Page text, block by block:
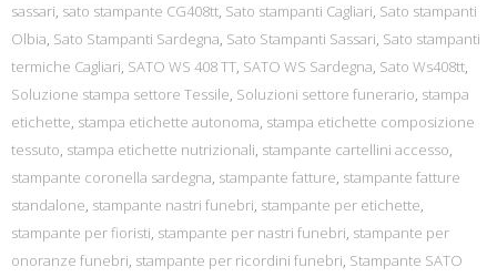
sassari, sato stampante CG408tt, Sato stampanti Cagliari, Sato stampanti
Olbia, Sato Stampanti Sardegna, Sato Stampanti Sassari, Sato stampanti
termiche Cagliari, SATO WS 408 TT, SATO WS Sardegna, Sato Ws408tt,
Soluzione stampa settore Tessile, Soluzioni settore funerario, stampa
etichette, stampa etichette autonoma, stampa etichette composizione
tessuto, stampa etichette nutrizionali, stampante cartellini accesso,
stampante coronella sardegna, stampante fatture, stampante fatture
standalone, stampante nastri funebri, stampante per etichette,
stampante per fioristi, stampante per nastri funebri, stampante per
onoranze funebri, stampante per ricordini funebri, Stampante SATO